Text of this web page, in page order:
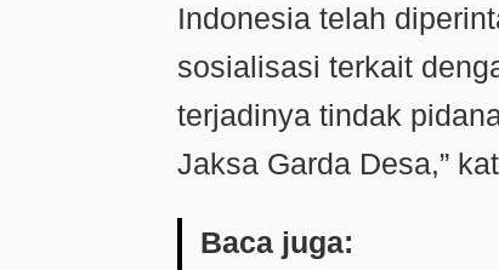
Indonesia telah
sosialisasi terkait
terjadinya tindak
Jaksa Garda Desa,”
Baca juga: